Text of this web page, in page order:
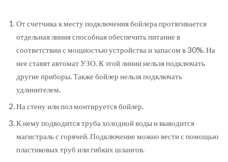
От счетчика к месту подключения бойлера протягивается
отдельная линия способная обеспечить питание в
соответствии с мощностью устройства и запасом в 30%. На
нее ставят автомат УЗО. К этой линии нельзя подключать
другие приборы. Также бойлер нельзя подключать
удлинителем.
На стену или пол монтируется бойлер.
К нему подводится труба холодной воды и выводится
магистраль с горячей. Подключение можно вести с помощью
пластиковых труб или гибких шлангов.